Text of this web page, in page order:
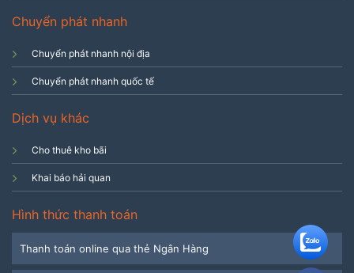
Chuyển phát nhanh
Chuyển phát nhanh nội địa
Chuyển phát nhanh quốc tế
Dịch vụ khác
Cho thuê kho bãi
Khai báo hải quan
Hình thức thanh toán
Thanh toán online qua thẻ Ngân Hàng